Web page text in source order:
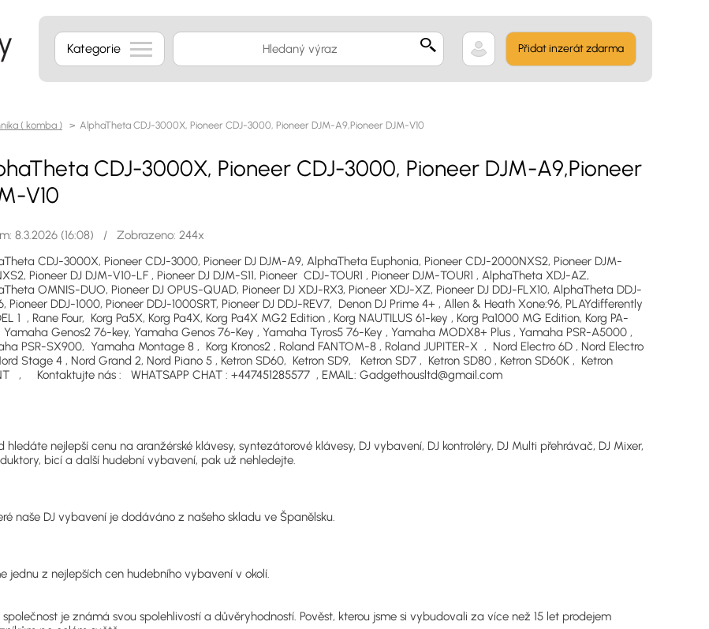
Kategorie Přidat inzerát zdarma
( komba ) > AlphaTheta CDJ-3000X, Pioneer CDJ-3000, Pioneer DJM-A9,Pioneer DJM-V10
CDJ-3000X, Pioneer CDJ-3000, Pioneer DJM-A9,Pioneer
V10
8.3.2026 (16:08) / Zobrazeno: 244x
CDJ-3000X, Pioneer CDJ-3000, Pioneer DJ DJM-A9, AlphaTheta Euphonia, Pioneer CDJ-2000NXS2, Pioneer DJM-
Pioneer DJ DJM-V10-LF , Pioneer DJ DJM-S11, Pioneer CDJ-TOUR1 , Pioneer DJM-TOUR1 , AlphaTheta XDJ-AZ,
OMNIS-DUO, Pioneer DJ OPUS-QUAD, Pioneer DJ XDJ-RX3, Pioneer XDJ-XZ, Pioneer DJ DDJ-FLX10, AlphaTheta DDJ-
Pioneer DDJ-1000, Pioneer DDJ-1000SRT, Pioneer DJ DDJ-REV7, Denon DJ Prime 4+ , Allen & Heath Xone:96, PLAYdifferently
1 , Rane Four, Korg Pa5X, Korg Pa4X, Korg Pa4X MG2 Edition , Korg NAUTILUS 61-key , Korg Pa1000 MG Edition, Korg PA-
Yamaha Genos2 76-key, Yamaha Genos 76-Key , Yamaha Tyros5 76-Key , Yamaha MODX8+ Plus , Yamaha PSR-A5000 ,
PSR-SX900, Yamaha Montage 8 , Korg Kronos2 , Roland FANTOM-8 , Roland JUPITER-X , Nord Electro 6D , Nord Electro
Stage 4 , Nord Grand 2, Nord Piano 5 , Ketron SD60, Ketron SD9, Ketron SD7 , Ketron SD80 , Ketron SD60K , Ketron
, Kontaktujte nás : WHATSAPP CHAT : +447451285577 , EMAIL: Gadgethousltd@gmail.com
hledáte nejlepší cenu na aranžérské klávesy, syntezátorové klávesy, DJ vybavení, DJ kontroléry, DJ Multi přehrávač, DJ Mixer,
bicí a další hudební vybavení, pak už nehledejte.
naše DJ vybavení je dodáváno z našeho skladu ve Španělsku.
jednu z nejlepších cen hudebního vybavení v okolí.
společnost je známá svou spolehlivostí a důvěryhodností. Pověst, kterou jsme si vybudovali za více než 15 let prodejem